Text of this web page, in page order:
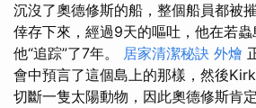
沉沒了奧德修斯的船，整個船員都被
倖存下來，經過9天的嘔吐，他在若
他“追踪”了7年。 居家清潔秘訣 外燴
會中預言了這個島上的那樣，然後
切斷一隻太陽動物，因此奧德修斯肯